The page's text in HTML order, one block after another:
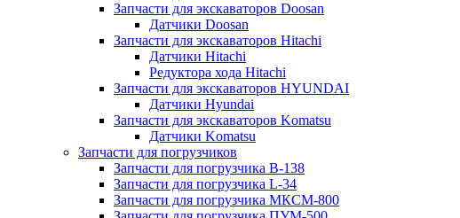
Запчасти для экскаваторов Doosan
Датчики Doosan
Запчасти для экскаваторов Hitachi
Датчики Hitachi
Редуктора хода Hitachi
Запчасти для экскаваторов HYUNDAI
Датчики Hyundai
Запчасти для экскаваторов Komatsu
Датчики Komatsu
Запчасти для погрузчиков
Запчасти для погрузчика B-138
Запчасти для погрузчика L-34
Запчасти для погрузчика МКСМ-800